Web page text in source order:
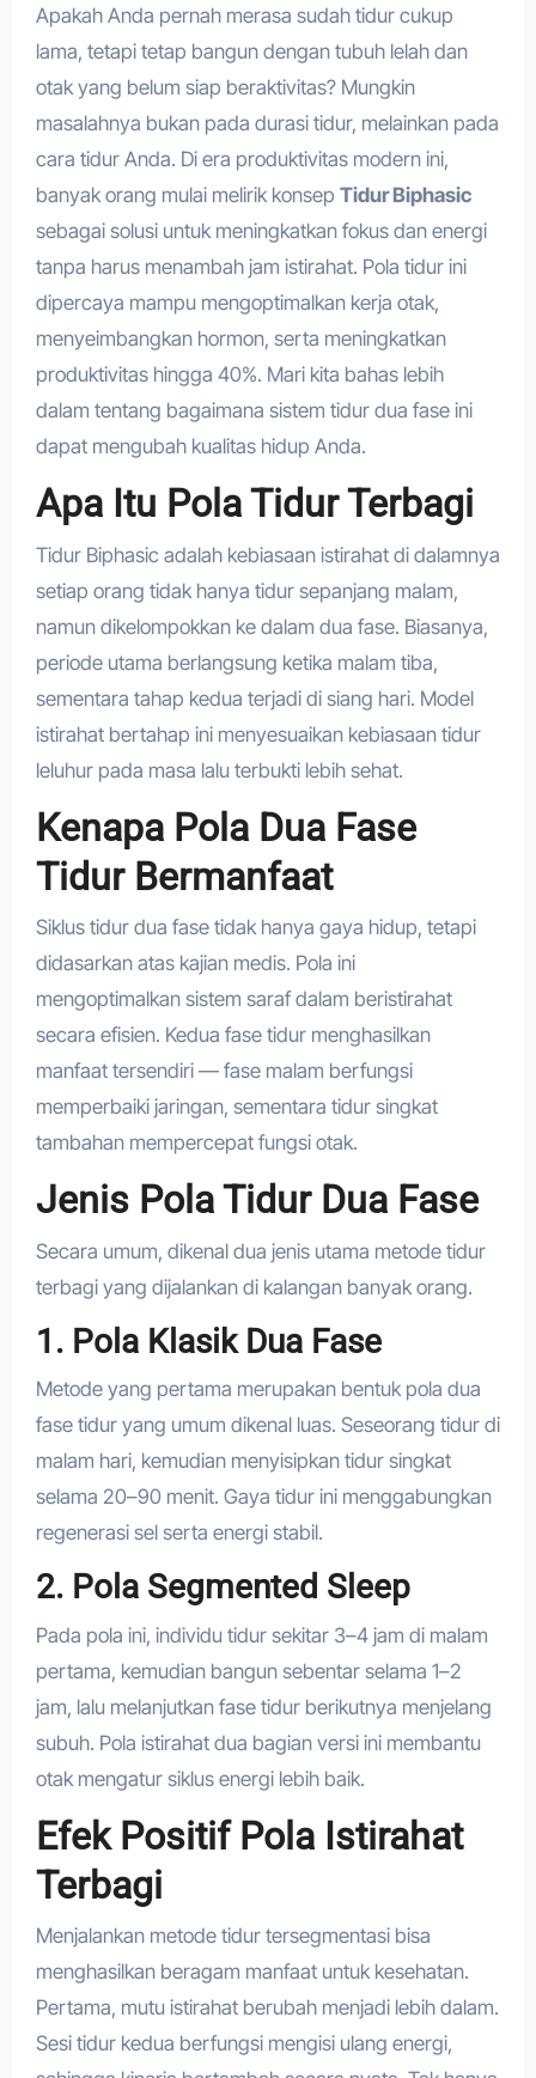
Apakah Anda pernah merasa sudah tidur cukup
lama, tetapi tetap bangun dengan tubuh lelah dan
otak yang belum siap beraktivitas? Mungkin
masalahnya bukan pada durasi tidur, melainkan pada
cara tidur Anda. Di era produktivitas modern ini,
banyak orang mulai melirik konsep Tidur Biphasic
sebagai solusi untuk meningkatkan fokus dan energi
tanpa harus menambah jam istirahat. Pola tidur ini
dipercaya mampu mengoptimalkan kerja otak,
menyeimbangkan hormon, serta meningkatkan
produktivitas hingga 40%. Mari kita bahas lebih
dalam tentang bagaimana sistem tidur dua fase ini
dapat mengubah kualitas hidup Anda.
Apa Itu Pola Tidur Terbagi
Tidur Biphasic adalah kebiasaan istirahat di dalamnya
setiap orang tidak hanya tidur sepanjang malam,
namun dikelompokkan ke dalam dua fase. Biasanya,
periode utama berlangsung ketika malam tiba,
sementara tahap kedua terjadi di siang hari. Model
istirahat bertahap ini menyesuaikan kebiasaan tidur
leluhur pada masa lalu terbukti lebih sehat.
Kenapa Pola Dua Fase
Tidur Bermanfaat
Siklus tidur dua fase tidak hanya gaya hidup, tetapi
didasarkan atas kajian medis. Pola ini
mengoptimalkan sistem saraf dalam beristirahat
secara efisien. Kedua fase tidur menghasilkan
manfaat tersendiri — fase malam berfungsi
memperbaiki jaringan, sementara tidur singkat
tambahan mempercepat fungsi otak.
Jenis Pola Tidur Dua Fase
Secara umum, dikenal dua jenis utama metode tidur
terbagi yang dijalankan di kalangan banyak orang.
1. Pola Klasik Dua Fase
Metode yang pertama merupakan bentuk pola dua
fase tidur yang umum dikenal luas. Seseorang tidur di
malam hari, kemudian menyisipkan tidur singkat
selama 20–90 menit. Gaya tidur ini menggabungkan
regenerasi sel serta energi stabil.
2. Pola Segmented Sleep
Pada pola ini, individu tidur sekitar 3–4 jam di malam
pertama, kemudian bangun sebentar selama 1–2
jam, lalu melanjutkan fase tidur berikutnya menjelang
subuh. Pola istirahat dua bagian versi ini membantu
otak mengatur siklus energi lebih baik.
Efek Positif Pola Istirahat
Terbagi
Menjalankan metode tidur tersegmentasi bisa
menghasilkan beragam manfaat untuk kesehatan.
Pertama, mutu istirahat berubah menjadi lebih dalam.
Sesi tidur kedua berfungsi mengisi ulang energi,